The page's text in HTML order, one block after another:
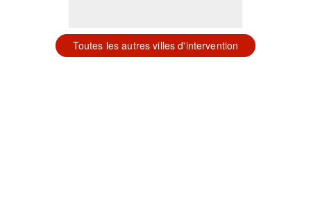
Toutes les autres villes d'intervention